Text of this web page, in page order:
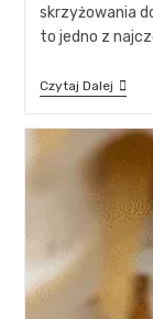
skrzyżowania
to jedno z
Czytaj Dalej